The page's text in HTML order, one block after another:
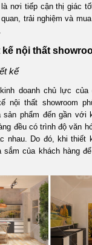
nơi tiếp cận thị giác
trải nghiệm và
nội thất
kế
doanh chủ lực của
nội thất showroom
phẩm đến gần với
đều có trình độ văn
nhau. Do đó, khi thiết
sắm của khách hàng